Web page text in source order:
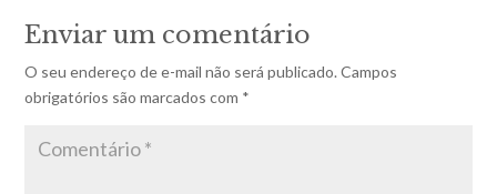
Enviar um comentário
O seu endereço de e-mail não será publicado. Campos
obrigatórios são marcados com *